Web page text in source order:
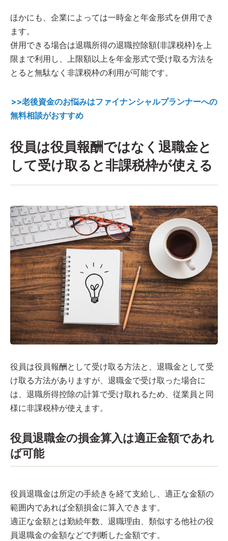
ほかにも、企業によっては一時金と年金形式を併用でき
ます。
併用できる場合は退職所得の退職控除額(非課税枠)を上
限まで利用し、上限額以上を年金形式で受け取る方法を
とると無駄なく非課税枠の利用が可能です。
>>老後資金のお悩みはファイナンシャルプランナーへの
無料相談がおすすめ
役員は役員報酬ではなく退職金と
して受け取ると非課税枠が使える
役員は役員報酬として受け取る方法と、退職金として受
け取る方法がありますが、退職金で受け取った場合に
は、退職所得控除の計算で受け取れるため、従業員と同
様に非課税枠が使えます。
役員退職金の損金算入は適正金額であれ
ば可能
役員退職金は所定の手続きを経て支給し、適正な金額の
範囲内であれば全額損金に算入できます。
適正な金額とは勤続年数、退職理由、類似する他社の役
員退職金の金額などで判断した金額です。